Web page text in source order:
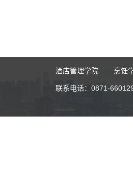
酒店管理学院 烹饪
联系电话：0871-